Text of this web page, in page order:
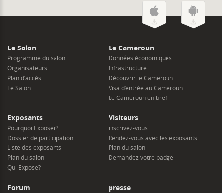
Le Salon
Le Salon
Programme du salon
Organisateurs
Plan d’accès
Le Cameroun
Le Cameroun en bref
Données économiques
Infrastructure
Découvrir le Cameroun
Visa d’entrée au Cameroun
Exposants
Qui Expose?
Pourquoi Exposer?
Dossier de participation
Liste des exposants
Plan du salon
Visiteurs
Demandez votre badge
inscrivez-vous
Rendez-vous avec les exposants
Plan du salon
Forum presse